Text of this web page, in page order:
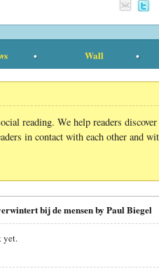
Wall
reading. We help readers
in contact with each other and
bij de mensen by Paul Biegel
yet.